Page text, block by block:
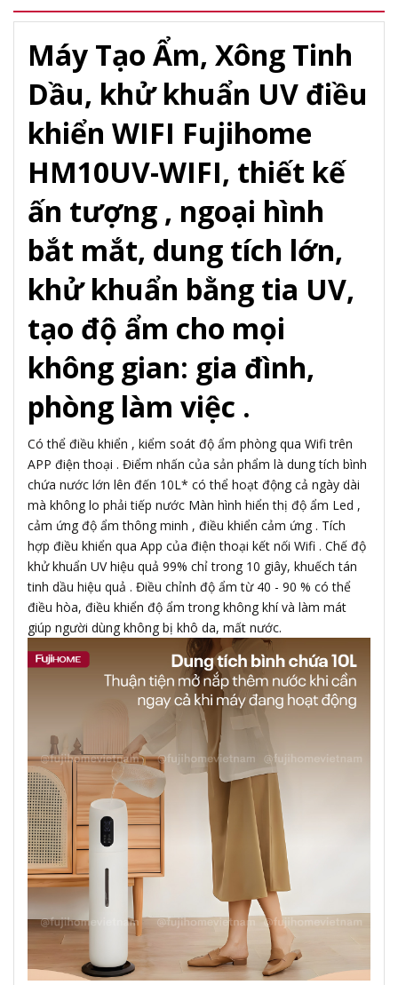
Máy Tạo Ẩm, Xông Tinh
Dầu, khử khuẩn UV điều
khiển WIFI Fujihome
HM10UV-WIFI, thiết kế
ấn tượng , ngoại hình
bắt mắt, dung tích lớn,
khử khuẩn bằng tia UV,
tạo độ ẩm cho mọi
không gian: gia đình,
phòng làm việc .
Có thể điều khiển , kiểm soát độ ẩm phòng qua Wifi trên
APP điện thoại . Điểm nhấn của sản phẩm là dung tích bình
chứa nước lớn lên đến 10L* có thể hoạt động cả ngày dài
mà không lo phải tiếp nước Màn hình hiển thị độ ẩm Led ,
cảm ứng độ ẩm thông minh , điều khiển cảm ứng . Tích
hợp điều khiển qua App của điện thoại kết nối Wifi . Chế độ
khử khuẩn UV hiệu quả 99% chỉ trong 10 giây, khuếch tán
tinh dầu hiệu quả . Điều chỉnh độ ẩm từ 40 - 90 % có thể
điều hòa, điều khiển độ ẩm trong không khí và làm mát
giúp người dùng không bị khô da, mất nước.